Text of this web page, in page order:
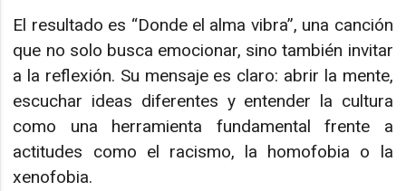
El resultado es “Donde el alma vibra”, una canción
que no solo busca emocionar, sino también invitar
a la reflexión. Su mensaje es claro: abrir la mente,
escuchar ideas diferentes y entender la cultura
como una herramienta fundamental frente a
actitudes como el racismo, la homofobia o la
xenofobia.